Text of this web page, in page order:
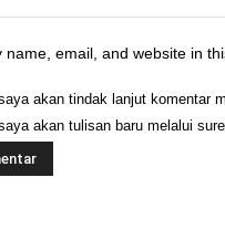
name, email, and website in
akan tindak lanjut komentar
akan tulisan baru melalui surel.